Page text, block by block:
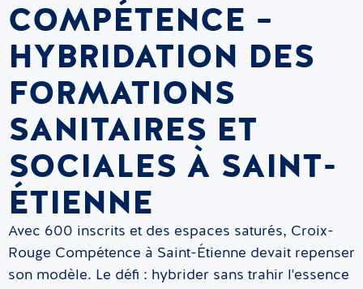
COMPÉTENCE –
HYBRIDATION DES
FORMATIONS
SANITAIRES ET
SOCIALES À SAINT-
ÉTIENNE
Avec 600 inscrits et des espaces saturés, Croix-
Rouge Compétence à Saint-Étienne devait repenser
son modèle. Le défi : hybrider sans trahir l'essence